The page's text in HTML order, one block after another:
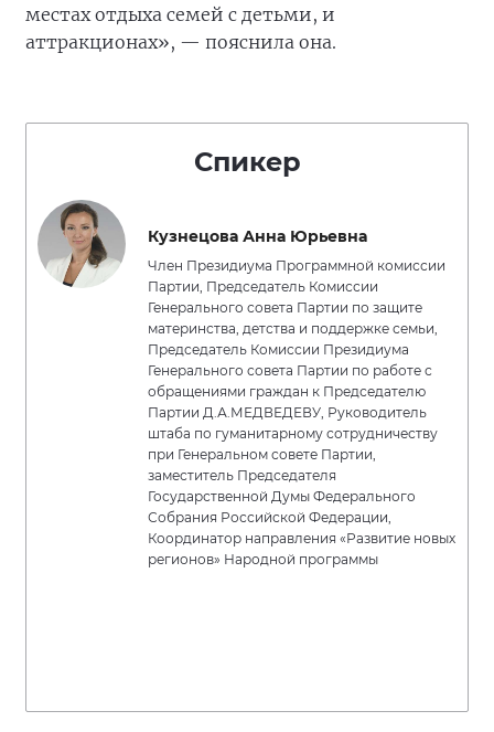
местах отдыха семей с детьми, и
аттракционах», — пояснила она.
Спикер
Кузнецова Анна Юрьевна
Член Президиума Программной комиссии
Партии, Председатель Комиссии
Генерального совета Партии по защите
материнства, детства и поддержке семьи,
Председатель Комиссии Президиума
Генерального совета Партии по работе с
обращениями граждан к Председателю
Партии Д.А.МЕДВЕДЕВУ, Руководитель
штаба по гуманитарному сотрудничеству
при Генеральном совете Партии,
заместитель Председателя
Государственной Думы Федерального
Собрания Российской Федерации,
Координатор направления «Развитие новых
регионов» Народной программы